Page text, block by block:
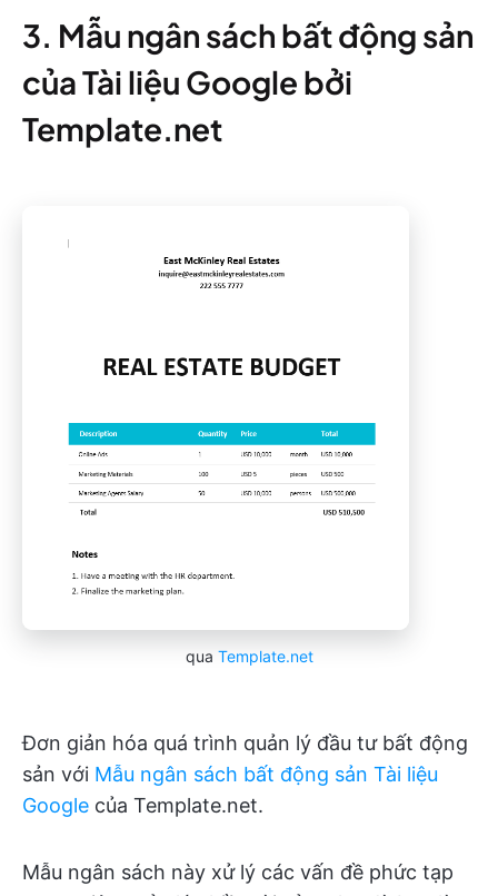
3. Mẫu ngân sách bất động sản
của Tài liệu Google bởi
Template.net
qua Template.net
Đơn giản hóa quá trình quản lý đầu tư bất động
sản với Mẫu ngân sách bất động sản Tài liệu
Google của Template.net.
Mẫu ngân sách này xử lý các vấn đề phức tạp